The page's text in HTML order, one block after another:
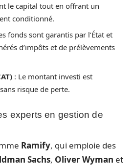
le capital tout en offrant un
conditionné.
fonds sont garantis par l’État et
d’impôts et de prélèvements
: Le montant investi est
risque de perte.
experts en gestion de
Ramify, qui emploie des
Sachs, Oliver Wyman et